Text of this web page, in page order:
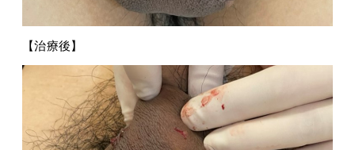
【治療後】